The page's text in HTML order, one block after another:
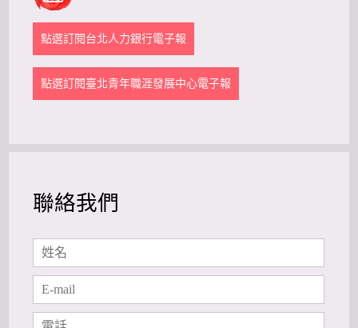
點選訂閱台北人力銀行電子報
點選訂閱臺北青年職涯發展中心電子報
聯絡我們